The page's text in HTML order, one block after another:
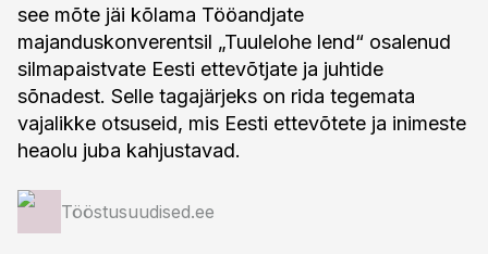
see mõte jäi kõlama Tööandjate
majanduskonverentsil „Tuulelohe lend“ osalenud
silmapaistvate Eesti ettevõtjate ja juhtide
sõnadest. Selle tagajärjeks on rida tegemata
vajalikke otsuseid, mis Eesti ettevõtete ja inimeste
heaolu juba kahjustavad.
Tööstusuudised.ee